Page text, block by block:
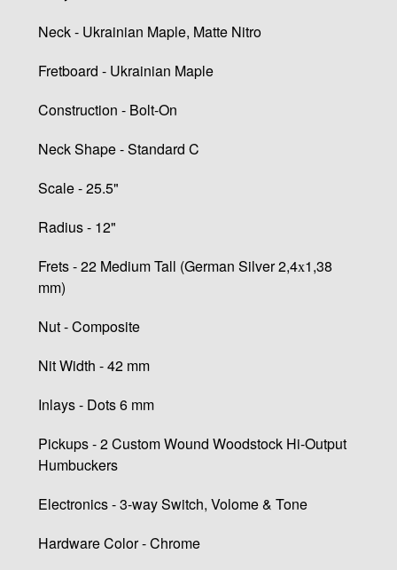
Neck - Ukrainian Maple, Matte Nitro
Fretboard - Ukrainian Maple
Construction - Bolt-On
Neck Shape - Standard C
Scale - 25.5"
Radius - 12"
Frets - 22 Medium Tall (German Silver 2,4х1,38
mm)
Nut - Composite
Nit Width - 42 mm
Inlays - Dots 6 mm
Pickups - 2 Custom Wound Woodstock Hi-Output
Humbuckers
Electronics - 3-way Switch, Volome & Tone
Hardware Color - Chrome